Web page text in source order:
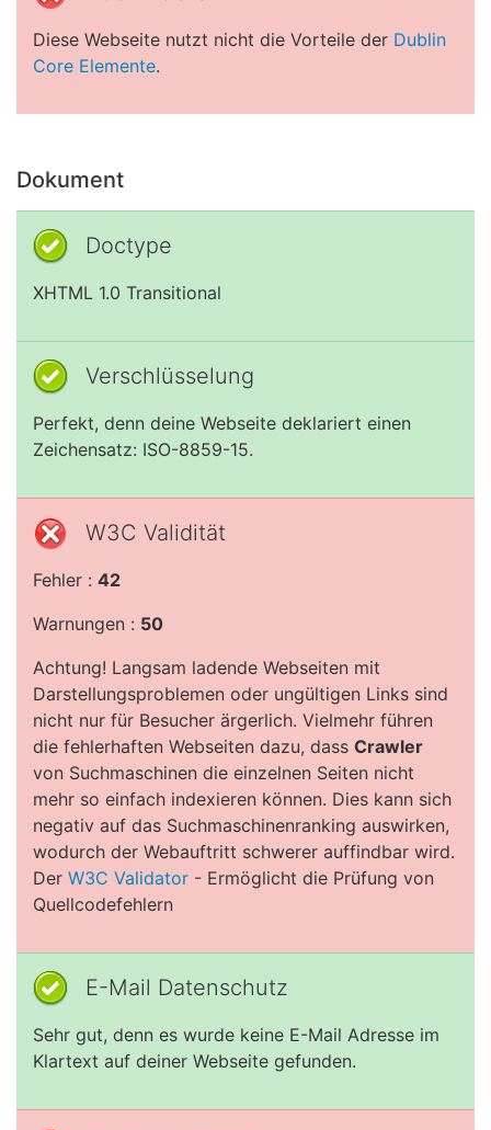
Diese Webseite nutzt nicht die Vorteile der Dublin
Core Elemente.
Dokument
Doctype
XHTML 1.0 Transitional
Verschlüsselung
Perfekt, denn deine Webseite deklariert einen
Zeichensatz: ISO-8859-15.
W3C Validität
Fehler : 42
Warnungen : 50
Achtung! Langsam ladende Webseiten mit
Darstellungsproblemen oder ungültigen Links sind
nicht nur für Besucher ärgerlich. Vielmehr führen
die fehlerhaften Webseiten dazu, dass Crawler
von Suchmaschinen die einzelnen Seiten nicht
mehr so einfach indexieren können. Dies kann sich
negativ auf das Suchmaschinenranking auswirken,
wodurch der Webauftritt schwerer auffindbar wird.
Der W3C Validator - Ermöglicht die Prüfung von
Quellcodefehlern
E-Mail Datenschutz
Sehr gut, denn es wurde keine E-Mail Adresse im
Klartext auf deiner Webseite gefunden.